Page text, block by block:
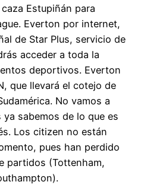
Estupiñán para
Everton por internet,
de Star Plus, servicio de
acceder a toda la
deportivos. Everton
que llevará el cotejo de
No vamos a
sabemos de lo que es
Los citizen no están
pues han perdido
partidos (Tottenham,